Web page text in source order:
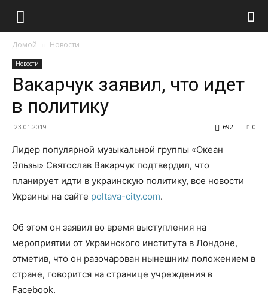
Домой Новости
Новости
Вакарчук заявил, что идет
в политику
23.01.2019 0
692
Лидер популярной музыкальной группы «Океан
Эльзы» Святослав Вакарчук подтвердил, что
планирует идти в украинскую политику, все новости
Украины на сайте poltava-city.com.
Об этом он заявил во время выступления на
мероприятии от Украинского института в Лондоне,
отметив, что он разочарован нынешним положением в
стране, говорится на странице учреждения в
Facebook.